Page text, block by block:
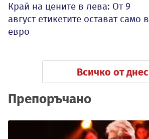
Край на цените в лева: От 9
август етикетите остават само в
евро
Всичко от днес
Препоръчано